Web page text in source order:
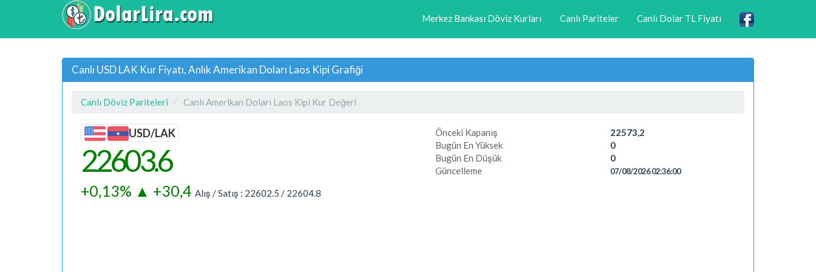
Merkez Bankası Döviz Kurları Canlı Pariteler Canlı Dolar TL Fiyatı
Canlı USD LAK Kur Fiyatı, Anlık Amerikan Doları Laos Kipi Grafiği
Canlı Döviz Pariteleri Canlı Amerikan Doları Laos Kipi Kur Değeri
USD/LAK
22603.6
+0,13% ▲ +30,4 Alış / Satış : 22602.5 / 22604.8
Önceki Kapanış
22573,2
Bugün En Yüksek
0
Bugün En Düşük
0
Güncelleme
07/08/2026 02:36:00